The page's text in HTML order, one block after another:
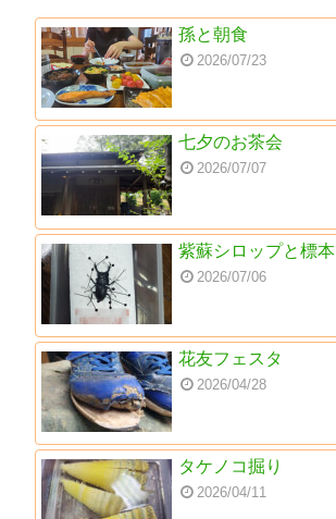
孫と朝食
2026/07/23
七夕のお茶会
2026/07/07
紫蘇シロップと標本
2026/07/06
花友フェスタ
2026/04/28
タケノコ掘り
2026/04/11